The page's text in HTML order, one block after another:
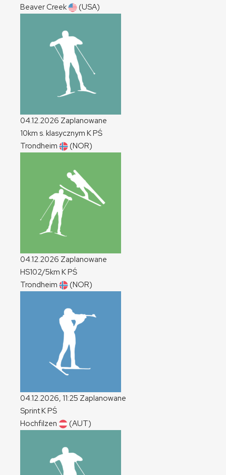
Beaver Creek
(USA)
04.12.2026 Zaplanowane
10km s. klasycznym KPŚ
Trondheim
(NOR)
04.12.2026 Zaplanowane
HS102/5km KPŚ
Trondheim
(NOR)
04.12.2026, 11:25 Zaplanowane
SprintKPŚ
Hochfilzen
(AUT)